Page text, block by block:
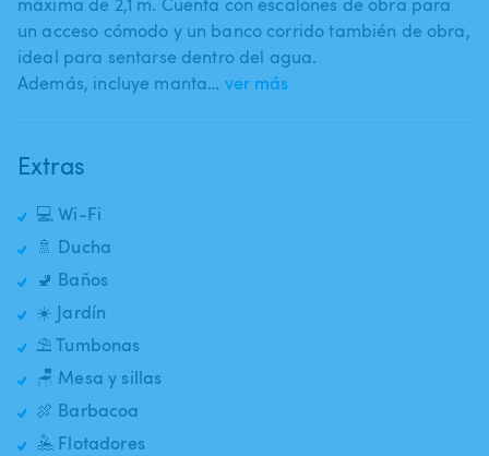
un acceso cómodo y un banco corrido también de obra​,​
ideal para sentarse dentro del agua.
Además​,​ incluye manta… ver más
Extras
💻 Wi-Fi
🚿 Ducha
🚽 Baños
☀️ Jardín
⛱️ Tumbonas
🪑 Mesa y sillas
🍖 Barbacoa
🤽 Flotadores